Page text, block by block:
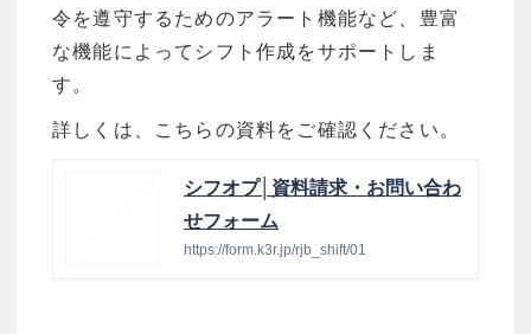
令を遵守するためのアラート機能など、豊富
な機能によってシフト作成をサポートしま
す。
詳しくは、こちらの資料をご確認ください。
シフオプ│資料請求・お問い合わ
せフォーム
https://form.k3r.jp/rjb_shift/01